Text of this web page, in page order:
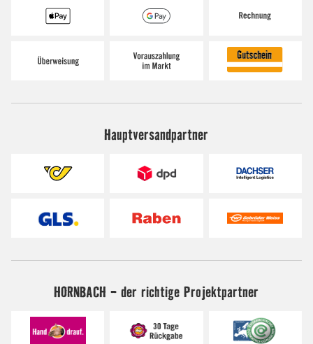
Hauptversandpartner
HORNBACH - der richtige Projektpartner